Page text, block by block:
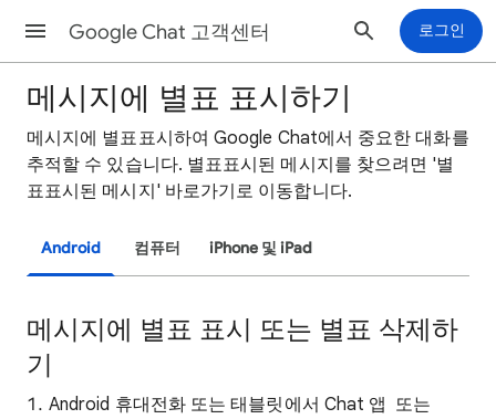
Google Chat 고객센터 로그인
메시지에 별표 표시하기
메시지에 별표표시하여 Google Chat에서 중요한 대화를
추적할 수 있습니다. 별표표시된 메시지를 찾으려면 '별
표표시된 메시지' 바로가기로 이동합니다.
Android 컴퓨터 iPhone 및 iPad
메시지에 별표 표시 또는 별표 삭제하
기
Android 휴대전화 또는 태블릿에서 Chat 앱 또는